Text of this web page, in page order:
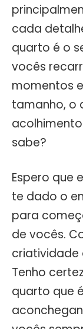
cada
quarto é o
vocês
momentos
tamanho, o
sabe?
Espero que
te dado o
para
de vocês.
criatividade
Tenho
quarto que